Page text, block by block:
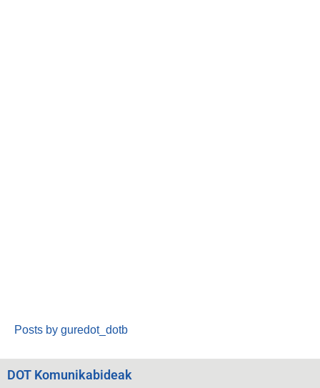
Posts by guredot_dotb
DOT Komunikabideak